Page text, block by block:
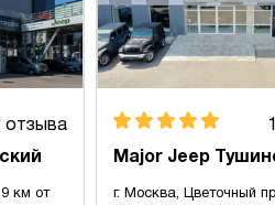
отзыва
км от
Major Jeep
г. Москва, Цветочный